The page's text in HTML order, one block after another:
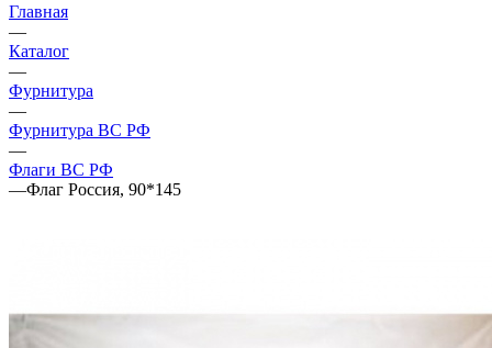
Главная
—
Каталог
—
Фурнитура
—
Фурнитура ВС РФ
—
Флаги ВС РФ
—Флаг Россия, 90*145